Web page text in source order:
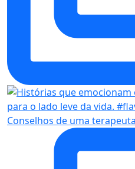
Conselhos de uma